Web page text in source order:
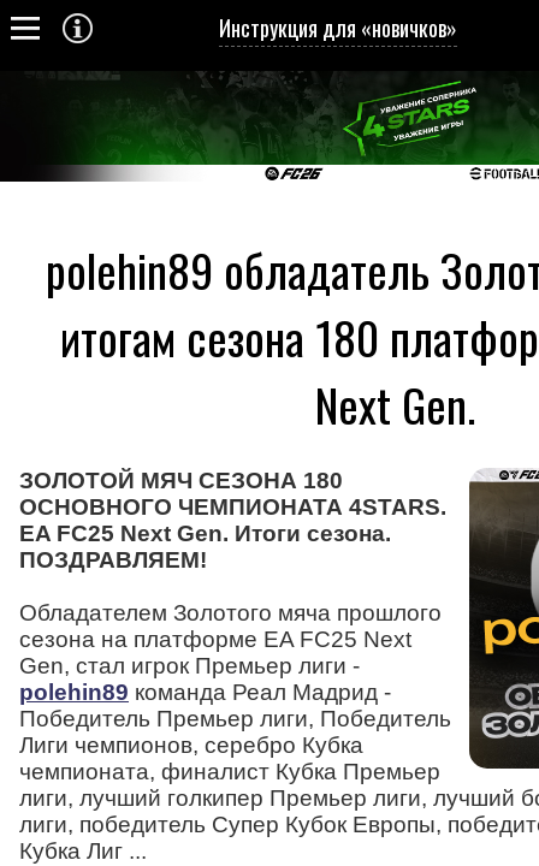
Инструкция для «новичков»
polehin89 обладатель
итогам сезона 180
Next Gen.
ЗОЛОТОЙ МЯЧ СЕЗОНА 180
ОСНОВНОГО ЧЕМПИОНАТА 4STARS.
EA FC25 Next Gen. Итоги сезона.
ПОЗДРАВЛЯЕМ!
Обладателем Золотого мяча прошлого
сезона на платформе EA FC25 Next
Gen, стал игрок Премьер лиги -
polehin89 команда Реал Мадрид -
Победитель Премьер лиги, Победитель
Лиги чемпионов, серебро Кубка
чемпионата, финалист Кубка Премьер
лиги, лучший голкипер Премьер лиги, лучший
лиги, победитель Супер Кубок Европы,
Кубка Лиг ...